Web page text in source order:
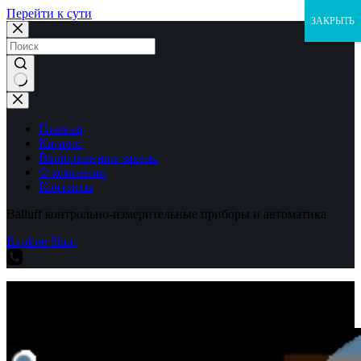
Перейти к сути
Ничего
не
найденоГлавная
Каталог
Выполненные заказы
О компании
Контакты
Balluff контрольно-измерительные приборы и автоматика
Explore Shop
ЗАКРЫТЬ